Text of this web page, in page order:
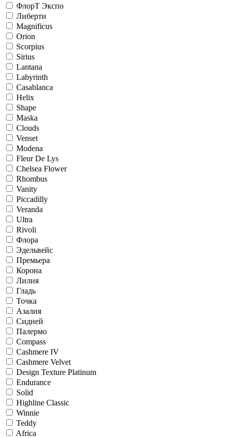
ФлорТ Экспо
Либерти
Magnificus
Orion
Scorpius
Sirius
Lantana
Labyrinth
Casablanca
Helix
Shape
Maska
Clouds
Venset
Modena
Fleur De Lys
Chelsea Flower
Rhombus
Vanity
Piccadilly
Veranda
Ultra
Rivoli
Флора
Эдельвейс
Премьера
Корона
Лилия
Гладь
Точка
Азалия
Сидней
Палермо
Compass
Cashmere IV
Cashmere Velvet
Design Texture Platinum
Endurance
Solid
Highline Classic
Winnie
Teddy
Africa